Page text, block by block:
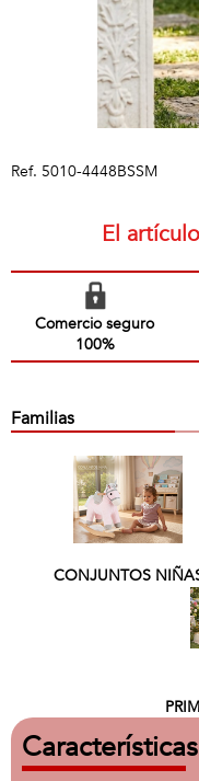
Ref. 5010-4448BSSM
El
Comercio seguro
100%
Familias
CONJUNTOS
Características